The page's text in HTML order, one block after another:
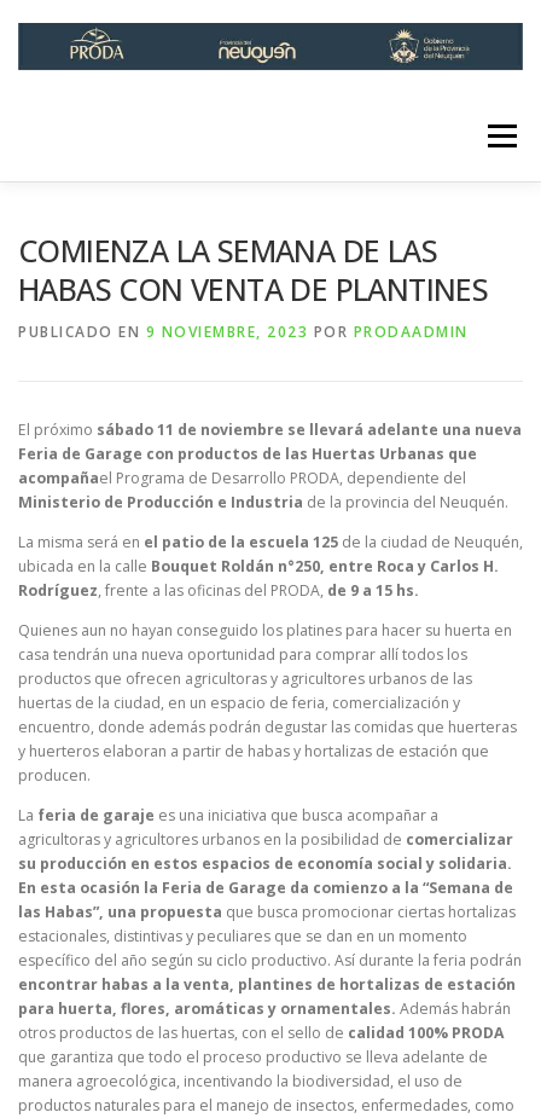
Menú
COMIENZA LA SEMANA DE LAS
HABAS CON VENTA DE PLANTINES
PUBLICADO EN 9 NOVIEMBRE, 2023 POR PRODAADMIN
El próximo sábado 11 de noviembre se llevará adelante una nueva
Feria de Garage con productos de las Huertas Urbanas que
acompañael Programa de Desarrollo PRODA, dependiente del
Ministerio de Producción e Industria de la provincia del Neuquén.
La misma será en el patio de la escuela 125 de la ciudad de Neuquén,
ubicada en la calle Bouquet Roldán n°250, entre Roca y Carlos H.
Rodríguez, frente a las oficinas del PRODA, de 9 a 15 hs.
Quienes aun no hayan conseguido los platines para hacer su huerta en
casa tendrán una nueva oportunidad para comprar allí todos los
productos que ofrecen agricultoras y agricultores urbanos de las
huertas de la ciudad, en un espacio de feria, comercialización y
encuentro, donde además podrán degustar las comidas que huerteras
y huerteros elaboran a partir de habas y hortalizas de estación que
producen.
La feria de garaje es una iniciativa que busca acompañar a
agricultoras y agricultores urbanos en la posibilidad de comercializar
su producción en estos espacios de economía social y solidaria.
En esta ocasión la Feria de Garage da comienzo a la “Semana de
las Habas”, una propuesta que busca promocionar ciertas hortalizas
estacionales, distintivas y peculiares que se dan en un momento
específico del año según su ciclo productivo. Así durante la feria podrán
encontrar habas a la venta, plantines de hortalizas de estación
para huerta, flores, aromáticas y ornamentales. Además habrán
otros productos de las huertas, con el sello de calidad 100% PRODA
que garantiza que todo el proceso productivo se lleva adelante de
manera agroecológica, incentivando la biodiversidad, el uso de
productos naturales para el manejo de insectos, enfermedades, como